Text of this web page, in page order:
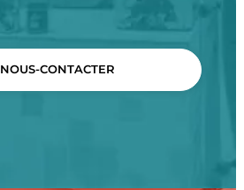
NOUS-CONTACTER